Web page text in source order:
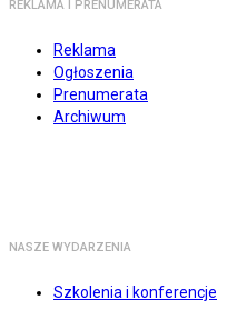
REKLAMA I PRENUMERATA
Reklama
Ogłoszenia
Prenumerata
Archiwum
NASZE WYDARZENIA
Szkolenia i konferencje